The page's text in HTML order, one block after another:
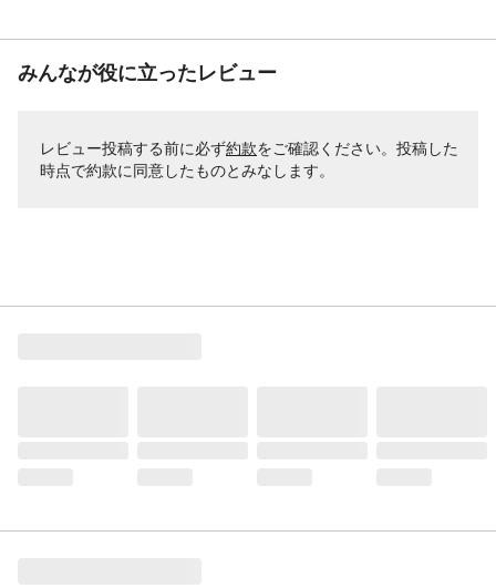
みんなが役に立ったレビュー
レビュー投稿する前に必ず約款をご確認ください。投稿した
時点で約款に同意したものとみなします。